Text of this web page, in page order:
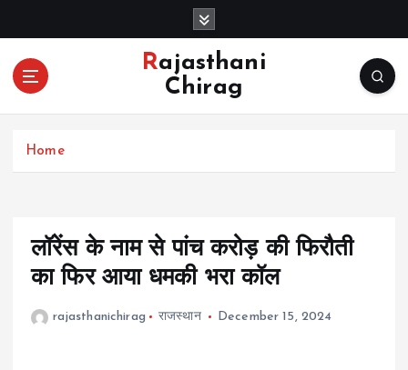
o
Rajasthani
Chirag
Home
लॉरेंस के नाम से पांच करोड़ की फिरौती
का फिर आया धमकी भरा कॉल
rajasthanichirag राजस्थान December 15, 2024